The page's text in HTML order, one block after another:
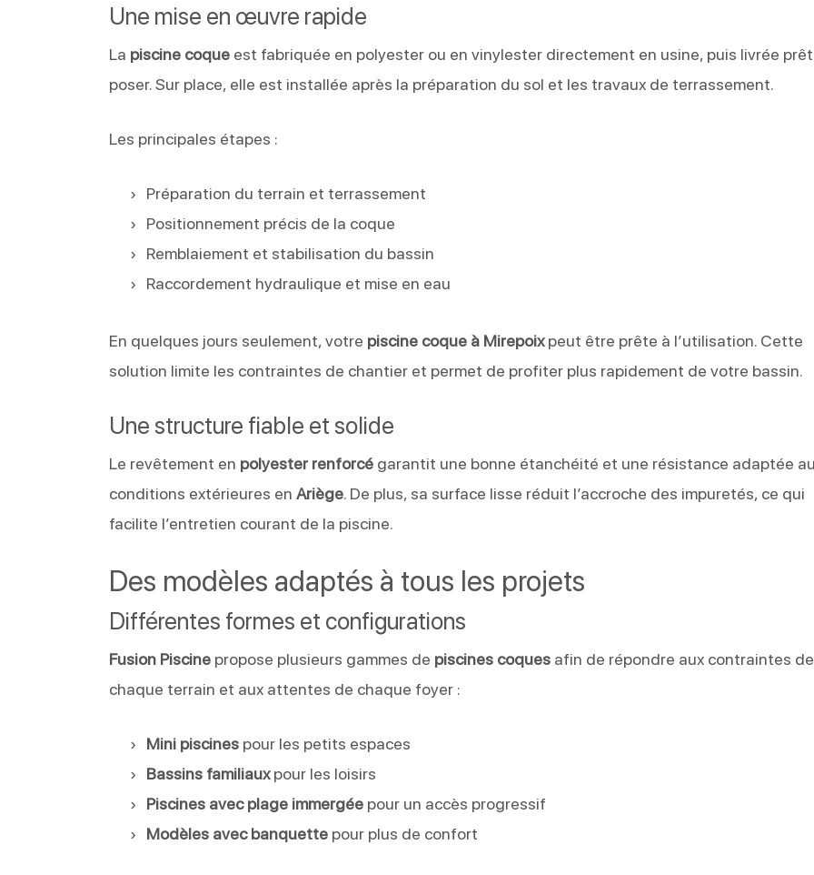
Une mise en œuvre rapide
La piscine coque est fabriquée en polyester ou en vinylester directement en usine, puis livrée
poser. Sur place, elle est installée après la préparation du sol et les travaux de terrassement.
Les principales étapes :
Préparation du terrain et terrassement
Positionnement précis de la coque
Remblaiement et stabilisation du bassin
Raccordement hydraulique et mise en eau
En quelques jours seulement, votre piscine coque à Mirepoixpeut être prête à l’utilisation. Cette
solution limite les contraintes de chantier et permet de profiter plus rapidement de votre bassin.
Une structure fiable et solide
Le revêtement en polyester renforcé garantit une bonne étanchéité et une résistance adaptée
conditions extérieures enAriège. De plus, sa surface lisse réduit l’accroche des impuretés, ce qui
facilite l’entretien courant de la piscine.
Des modèles adaptés à tous les projets
Différentes formes et configurations
Fusion Piscine propose plusieurs gammes de piscines coques afin de répondre aux contraintes de
chaque terrain et aux attentes de chaque foyer :
Mini piscines pour les petits espaces
Bassins familiauxpour les loisirs
Piscines avec plage immergée pour un accès progressif
Modèles avec banquette pour plus de confort